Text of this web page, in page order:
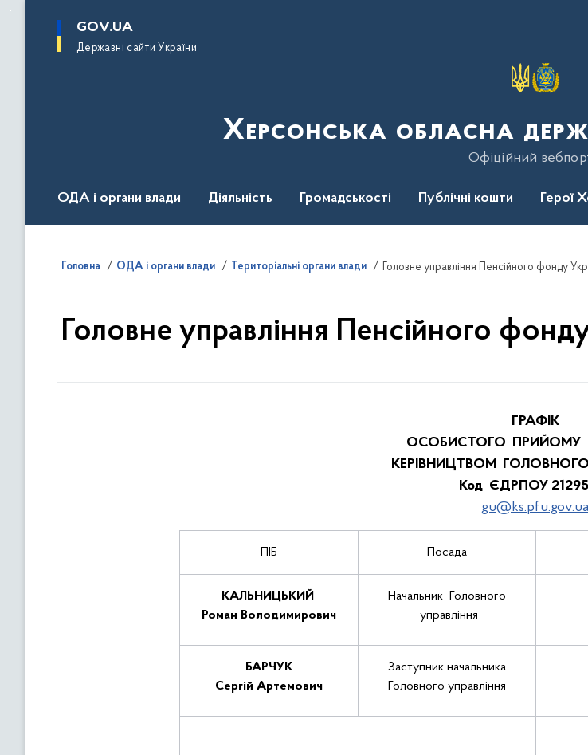
основного
GOV.UA
Державні сайти України
Херсонська обласна
Офіційний
ОДА і органи влади Діяльність Громадськості Публічні кошти Герої
Головна ОДА і органи влади Територіальні органи влади Головне управління Пенсійного фонду
Головне управління Пенсійного
ГРАФІК
ОСОБИСТОГО ПРИЙОМУ
КЕРІВНИЦТВОМ
Код ЄДРПОУ
gu@ks.pfu.gov.ua
ПІБ Посада
КАЛЬНИЦЬКИЙ
Роман Володимирович
Начальник Головного
управління
БАРЧУК
Сергій Артемович
Заступник начальника
Головного управління